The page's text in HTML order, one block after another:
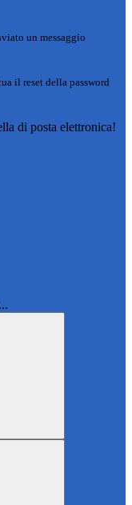
un messaggio
il reset della password
di posta elettronica!